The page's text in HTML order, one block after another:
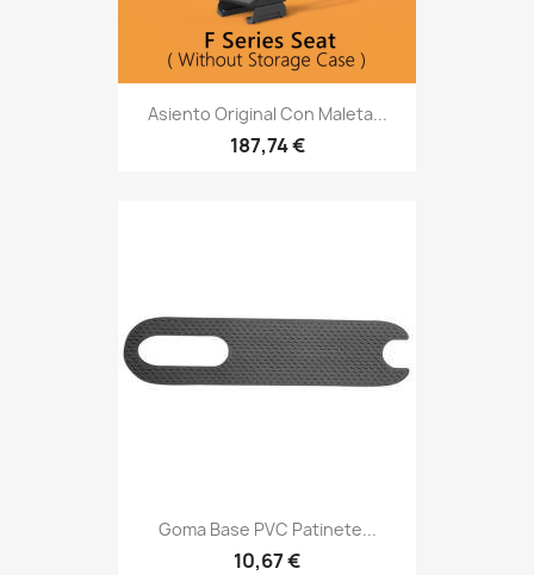
Asiento Original Con Maleta...
187,74 €
Goma Base PVC Patinete...
10,67 €